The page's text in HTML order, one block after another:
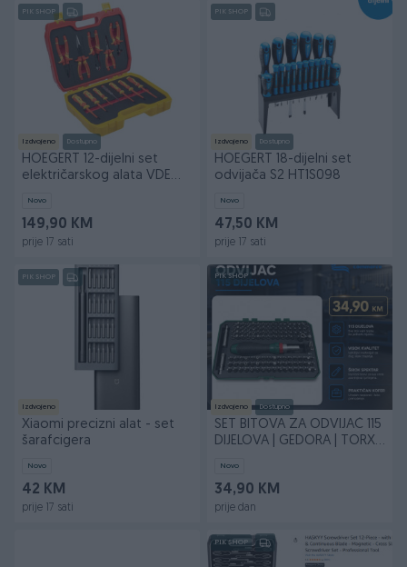
PIK SHOP
Izdvojeno Dostupno
HOEGERT 12-dijelni set
električarskog alata VDE
Novo
149,90 KM
prije 17 sati
PIK SHOP
Izdvojeno Dostupno
HOEGERT 18-dijelni set
odvijača S2 HT1S098
Novo
47,50 KM
prije 17 sati
PIK SHOP
Izdvojeno
Xiaomi precizni alat - set
šarafcigera
Novo
42 KM
prije 17 sati
PIK SHOP
Izdvojeno Dostupno
SET BITOVA ZA ODVIJAČ 115
DIJELOVA | GEDORA | TORX |
Novo
34,90 KM
prije dan
PIK SHOP